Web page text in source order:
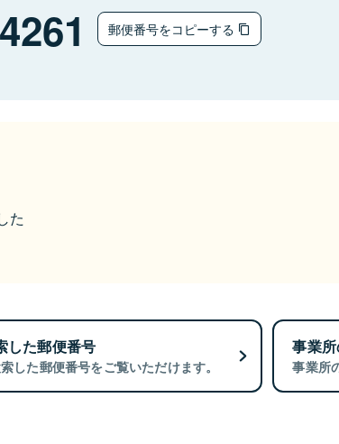
郵便番号をコピーする
た
した郵便番号
した郵便番号をご覧いただけます。
事業
事業所